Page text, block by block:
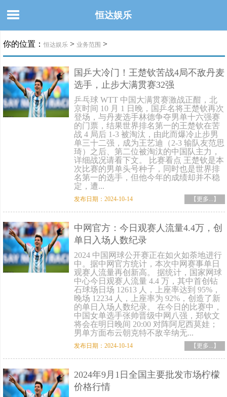
恒达娱乐
你的位置： 恒达娱乐 > 业务范围 >
国乒大冷门！王楚钦苦战4局不敌丹麦
选手，止步大满贯赛32强
乒乓球 WTT 中国大满贯赛激战正酣，北
京时间 10 月 1 日晚，国乒名将王楚钦再次
登场，与丹麦选手林德争夺男单十六强赛
的门票，结果世界排名第一的王楚钦在苦
战 4 局后 1-3 被淘汰，由此而爆冷止步男
单三十二强，成为王艺迪（2-3 输队友范思
琦）之后、第二位被淘汰的中国队主力，
详细战况请看下文。 比赛看点 王楚钦是本
次比赛的男单头号种子，同时也是世界排
名第一的选手，但他今年的成绩却并不稳
定，遭...
发布日期：2024-10-14 【更多...】
中网官方：今日观赛人流量4.4万，创
单日入场人数纪录
2024 中国网球公开赛正在如火如荼地进行
中。据中网官方统计，本次中网赛事单日
观赛人流量再创新高。 据统计，国家网球
中心今日观赛人流量 4.4 万，其中首创钻
石球场日场 12613 人，上座率达到 95%，
晚场 12234 人，上座率为 92%，创造了新
的单日入场人数纪录。 在今日的比赛中，
中国女单选手张帅晋级中网八强，郑钦文
将会在明日晚间 20:00 对阵阿尼西莫娃；
男单方面布云朝克特不敌辛纳无...
发布日期：2024-10-14 【更多...】
2024年9月1日全国主要批发市场柠檬
价格行情